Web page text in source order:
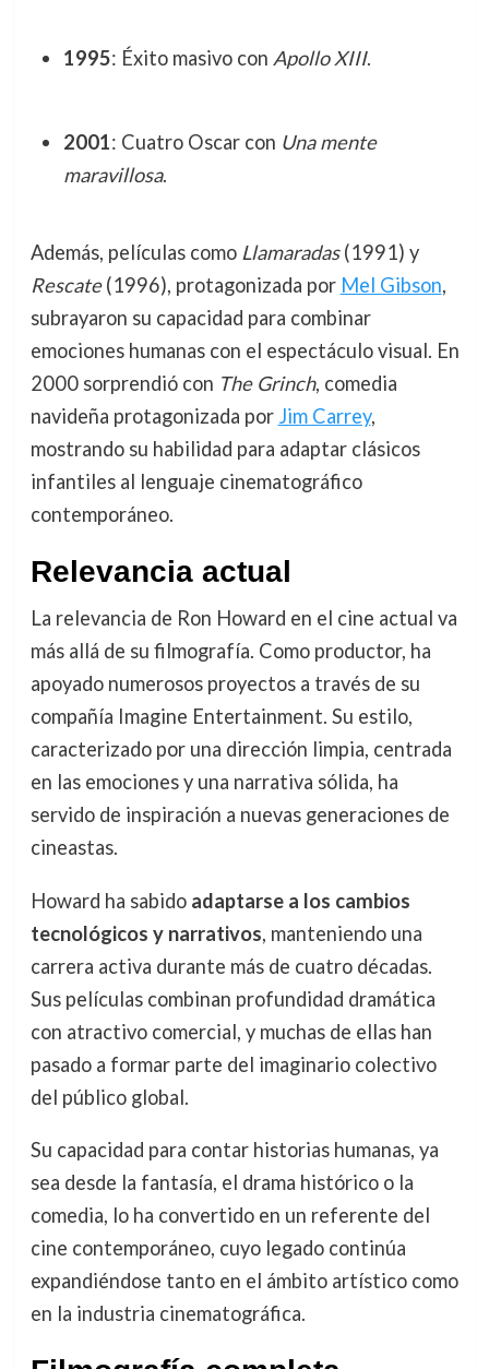
1995: Éxito masivo con Apollo XIII.
2001: Cuatro Oscar con Una mente
maravillosa.
Además, películas como Llamaradas(1991) y
Rescate(1996), protagonizada por Mel Gibson,
subrayaron su capacidad para combinar
emociones humanas con el espectáculo visual. En
2000 sorprendió con The Grinch, comedia
navideña protagonizada por Jim Carrey,
mostrando su habilidad para adaptar clásicos
infantiles al lenguaje cinematográfico
contemporáneo.
Relevancia actual
La relevancia de Ron Howard en el cine actual va
más allá de su filmografía. Como productor, ha
apoyado numerosos proyectos a través de su
compañía Imagine Entertainment. Su estilo,
caracterizado por una dirección limpia, centrada
en las emociones y una narrativa sólida, ha
servido de inspiración a nuevas generaciones de
cineastas.
Howard ha sabido adaptarse a los cambios
tecnológicos y narrativos, manteniendo una
carrera activa durante más de cuatro décadas.
Sus películas combinan profundidad dramática
con atractivo comercial, y muchas de ellas han
pasado a formar parte del imaginario colectivo
del público global.
Su capacidad para contar historias humanas, ya
sea desde la fantasía, el drama histórico o la
comedia, lo ha convertido en un referente del
cine contemporáneo, cuyo legado continúa
expandiéndose tanto en el ámbito artístico como
en la industria cinematográfica.